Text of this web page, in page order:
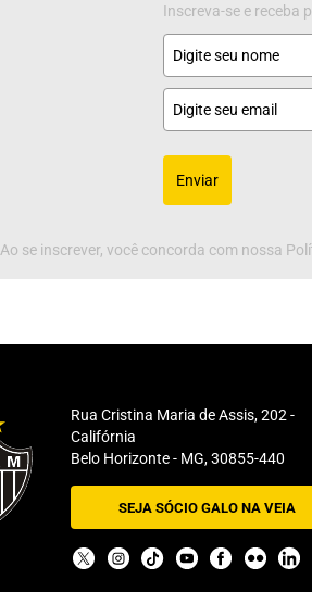
Inscreva-se e receba
Enviar
Ao se inscrever, você concorda com nossa
Rua Cristina Maria de Assis, 202 -
Califórnia
Belo Horizonte - MG, 30855-440
SEJA SÓCIO GALO NA VEIA